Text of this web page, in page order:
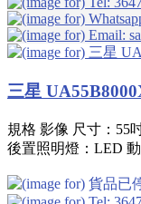
三星
規格 影像 尺寸：55
後置照明燈：LED